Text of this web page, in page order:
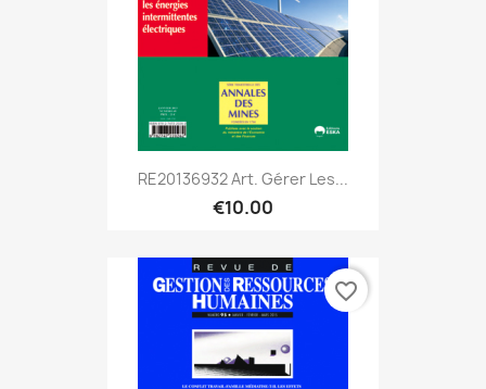
RE20136932 Art. Gérer Les...
€10.00
favorite_border